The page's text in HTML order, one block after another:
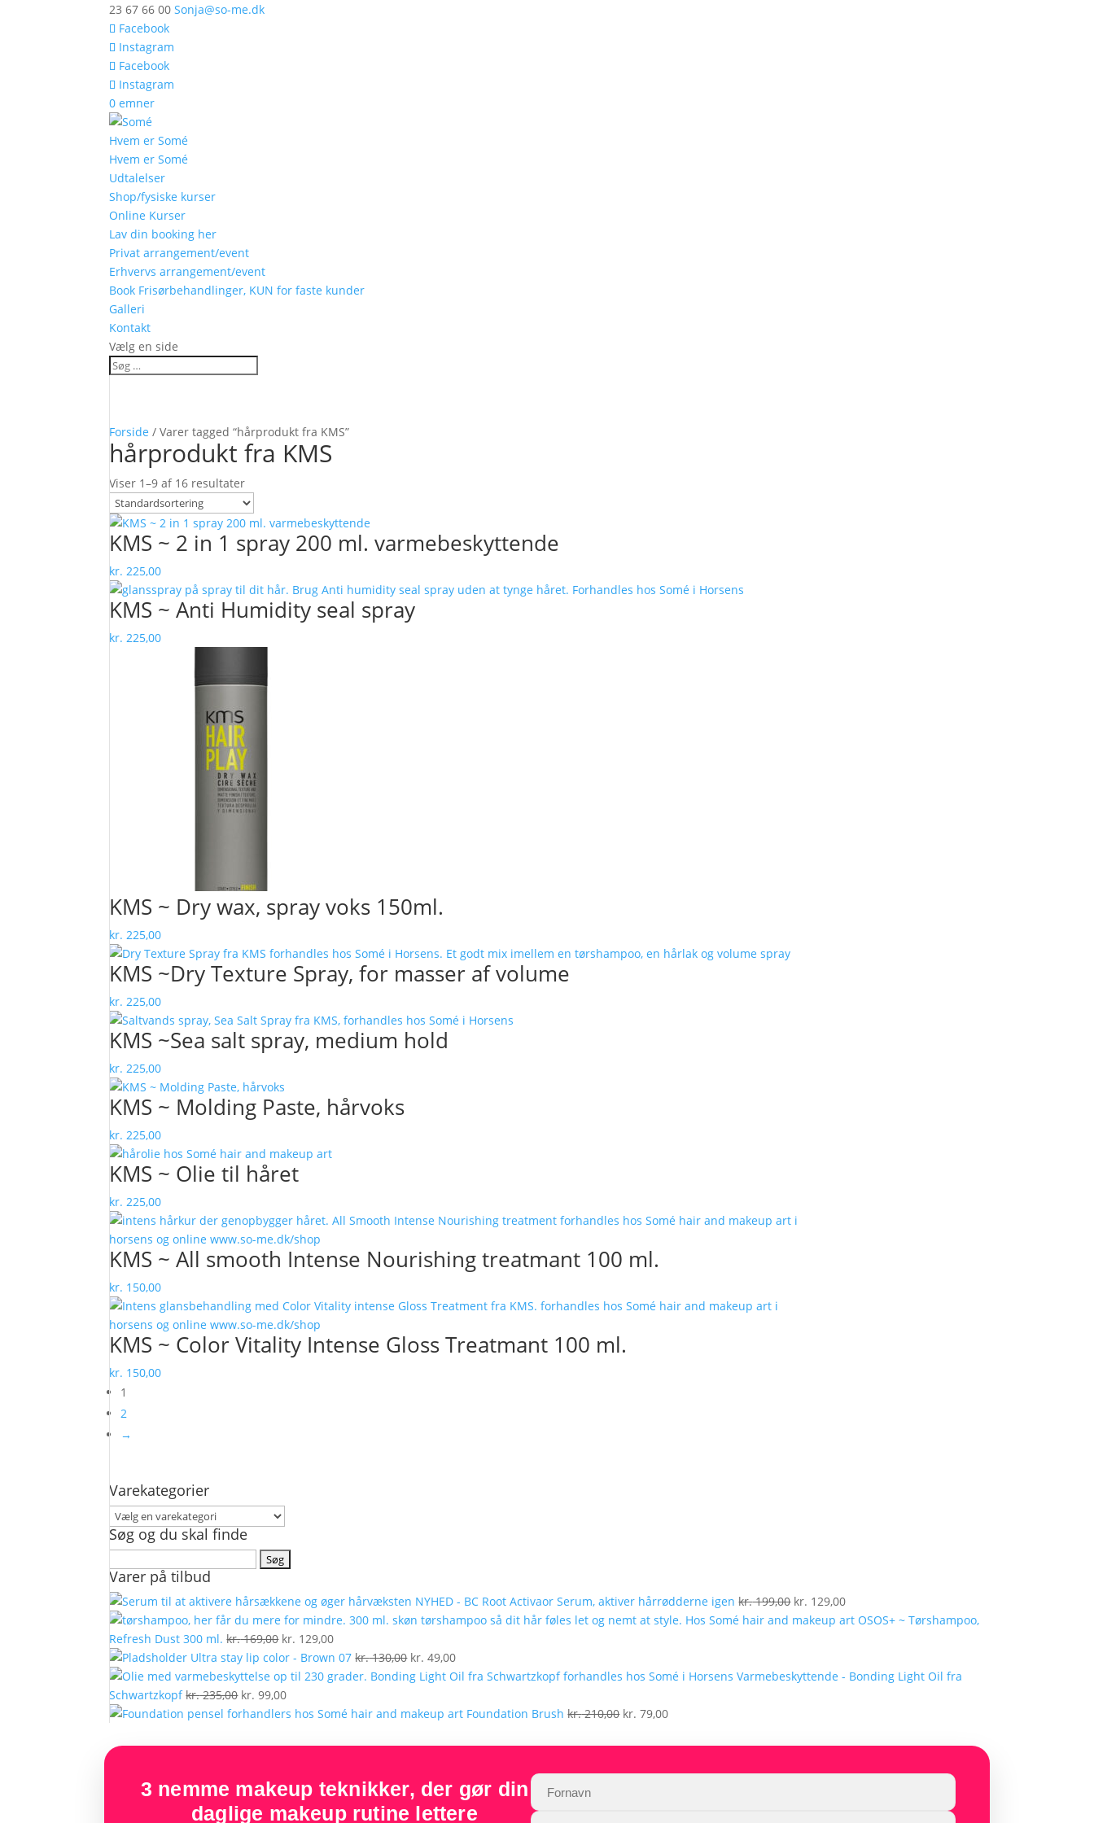
23 67 66 00 Sonja@so-me.dk
Facebook
Instagram
Facebook
Instagram
0 emner
Hvem er Somé
Hvem er Somé
Udtalelser
Shop/fysiske kurser
Online Kurser
Lav din booking her
Privat arrangement/event
Erhvervs arrangement/event
Book Frisørbehandlinger, KUN for faste kunder
Galleri
Kontakt
Vælg en side
Forside / Varer tagged “hårprodukt fra KMS”
hårprodukt fra KMS
Viser 1–9 af 16 resultater
KMS ~ 2 in 1 spray 200 ml. varmebeskyttende
kr. 225,00
KMS ~ Anti Humidity seal spray
kr. 225,00
KMS ~ Dry wax, spray voks 150ml.
kr. 225,00
KMS ~Dry Texture Spray, for masser af volume
kr. 225,00
KMS ~Sea salt spray, medium hold
kr. 225,00
KMS ~ Molding Paste, hårvoks
kr. 225,00
KMS ~ Olie til håret
kr. 225,00
KMS ~ All smooth Intense Nourishing treatmant 100 ml.
kr. 150,00
KMS ~ Color Vitality Intense Gloss Treatmant 100 ml.
kr. 150,00
1
2
→
Varekategorier
Søg og du skal finde
efter:
Varer på tilbud
NYHED - BC Root Activaor Serum, aktiver hårrødderne igen kr.199,00 Den
oprindelige
kr. 199,00.
kr. 129,00Den
aktuelle
kr. 129,00.
OSOS+ ~ Tørshampoo,
Refresh Dust 300 ml. kr.169,00 Den
oprindelige
pris
var:
kr. 169,00.
kr. 129,00Den
aktuelle
pris
kr. 129,00.
Ultra stay lip color - Brown 07 kr.130,00 Den
oprindelige
var:
kr. 49,00Den
aktuelle
er:
Varmebeskyttende - Bonding Light Oil fra
Schwartzkopf kr.235,00 Den
oprindelige
var:
kr. 99,00Den
aktuelle
er:
Foundation Brush kr.210,00 Den
pris
kr. 79,00Den
pris
3 nemme makeup teknikker, der gør din
daglige makeup rutine lettere